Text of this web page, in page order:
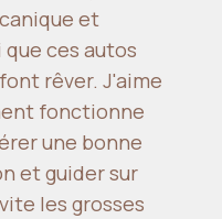
et
ces autos
rêver. J'aime
fonctionne
une bonne
et guider sur
les grosses